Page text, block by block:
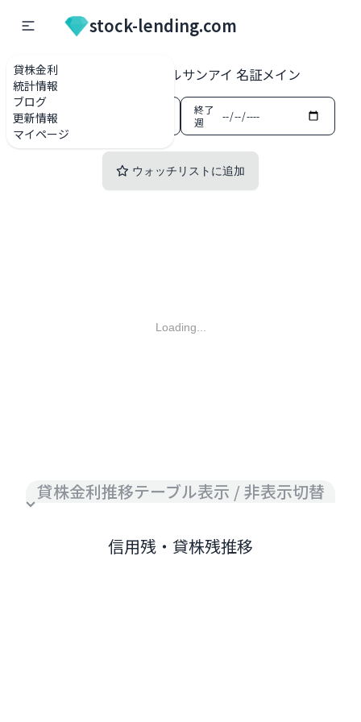
貸株金利
統計情報
ブログ
更新情報
マイページ
stock-lending.com
貸株金利一覧 2551 マルサンアイ 名証メイン
開始
週
終了
週
ウォッチリストに追加
Loading...
貸株金利推移テーブル表示 / 非表示切替
信用残・貸株残推移